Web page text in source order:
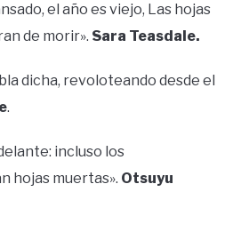
el año es viejo, Las hojas
de morir». Sara Teasdale.
dicha, revoloteando desde el
.
incluso los
hojas muertas». Otsuyu